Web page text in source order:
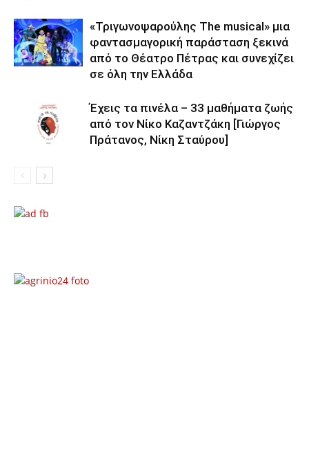
«Τριγωνοψαρούλης The musical» μια
φαντασμαγορική παράσταση ξεκινά
από το Θέατρο Πέτρας και συνεχίζει
σε όλη την Ελλάδα
Έχεις τα πινέλα – 33 μαθήματα ζωής
από τον Νίκο Καζαντζάκη [Γιώργος
Πράτανος, Νίκη Σταύρου]